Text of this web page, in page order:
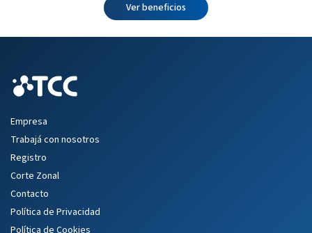
Ver beneficios
Empresa
Trabajá con nosotros
Registro
Corte Zonal
Contacto
Política de Privacidad
Política de Cookies